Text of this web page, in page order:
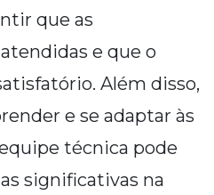
que as
e que o
Além disso,
e se adaptar às
técnica pode
significativas na